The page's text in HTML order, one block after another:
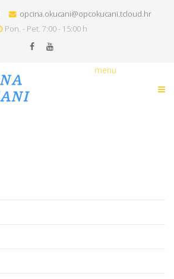
opcina.okucani@opcokucani.tcloud.hr
Pon. - Pet. 7:00 - 15:00 h
menu